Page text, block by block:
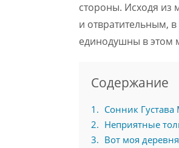
стороны. Исходя из
и отвратительным,
единодушны в этом
Содержание
1
Сонник
2
Неприятные
3
Вот моя